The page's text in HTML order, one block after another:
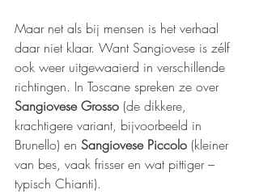
Maar net als bij mensen is het verhaal
daar niet klaar. Want Sangiovese is zélf
ook weer uitgewaaierd in verschillende
richtingen. In Toscane spreken ze over
Sangiovese Grosso (de dikkere,
krachtigere variant, bijvoorbeeld in
Brunello) en Sangiovese Piccolo (kleiner
van bes, vaak frisser en wat pittiger –
typisch Chianti).